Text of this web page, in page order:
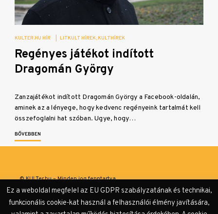
KULTER.HU HÍR LITKULT HÍREK KULTHÍREK
Regényes játékot indított
Dragomán György
Zanzajátékot indított Dragomán György a Facebook-oldalán,
aminek az a lényege, hogy kedvenc regényeink tartalmát kell
összefoglalni hat szóban. Ugye, hogy…
BŐVEBBEN
© KULTer.hu – Minden jog fenntartva
Ez a weboldal megfelel az EU GDPR szabályzatának és technikai,
funkcionális cookie-kat használ a felhasználói élmény javítására,